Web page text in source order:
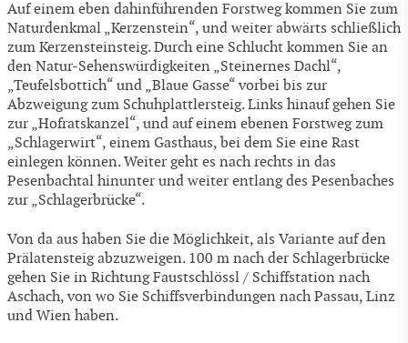
Auf einem eben dahinführenden Forstweg kommen Sie zum
Naturdenkmal „Kerzenstein“, und weiter abwärts schließlich
zum Kerzensteinsteig. Durch eine Schlucht kommen Sie an
den Natur-Sehenswürdigkeiten „Steinernes Dachl“,
„Teufelsbottich“ und „Blaue Gasse“ vorbei bis zur
Abzweigung zum Schuhplattlersteig. Links hinauf gehen Sie
zur „Hofratskanzel“, und auf einem ebenen Forstweg zum
„Schlagerwirt“, einem Gasthaus, bei dem Sie eine Rast
einlegen können. Weiter geht es nach rechts in das
Pesenbachtal hinunter und weiter entlang des Pesenbaches
zur „Schlagerbrücke“.
Von da aus haben Sie die Möglichkeit, als Variante auf den
Prälatensteig abzuzweigen. 100 m nach der Schlagerbrücke
gehen Sie in Richtung Faustschlössl / Schiffstation nach
Aschach, von wo Sie Schiffsverbindungen nach Passau, Linz
und Wien haben.